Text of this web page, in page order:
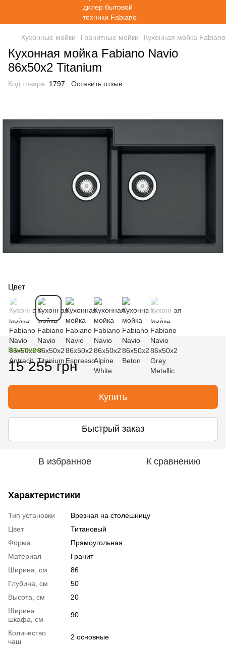
Кухонные мойки Гранитные мойки Кухонная мойка
Кухонная мойка Fabiano Navio
86x50x2 Titanium
Код товара: 1797 Оставить отзыв
Цвет
В наличии
15 255 грн
Купить
Быстрый заказ
В избранное К сравнению
Характеристики
Тип установки
Врезная на столешницу
Цвет
Титановый
Форма
Прямоугольная
Материал
Гранит
Ширина, см
86
Глубина, см
50
Высота, см
20
Ширина
шкафа, см
90
Количество
чаш
2 основные